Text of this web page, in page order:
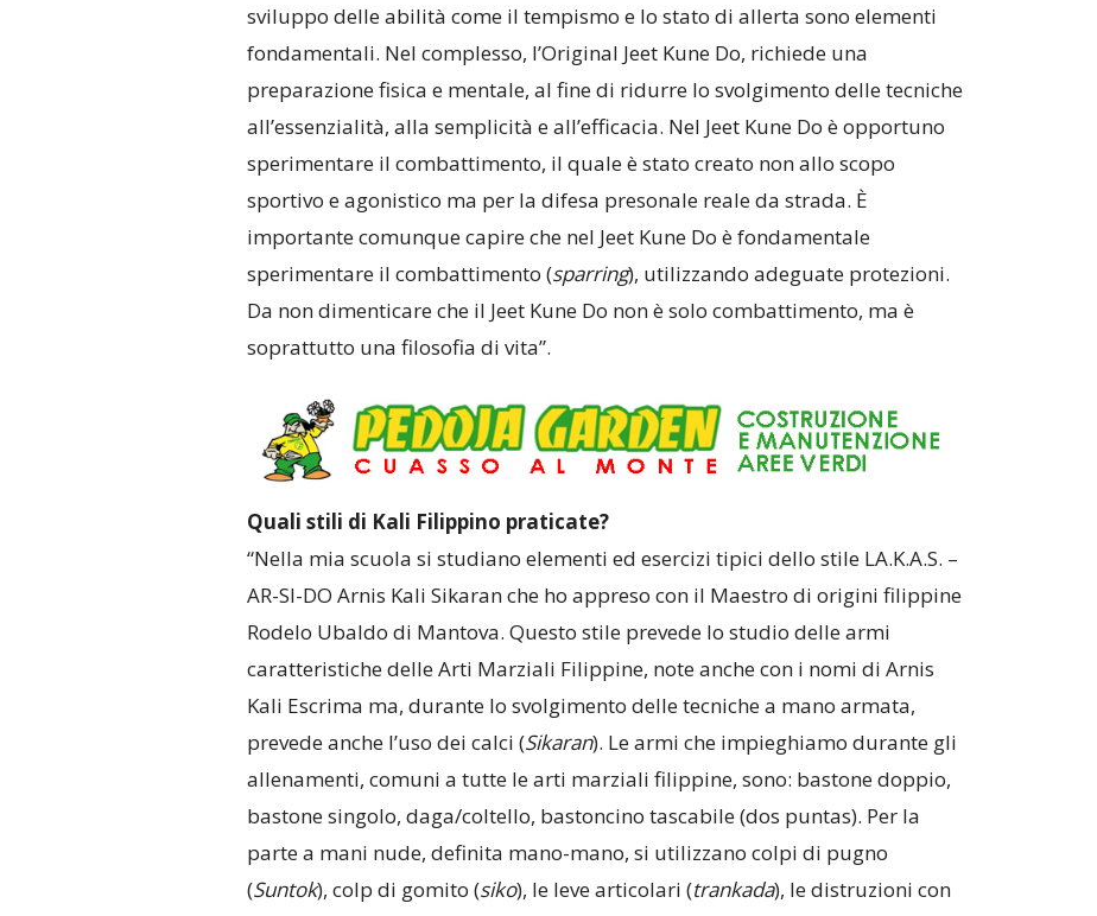
sviluppo delle abilità come il tempismo e lo stato di allerta sono elementi
fondamentali. Nel complesso, l’Original Jeet Kune Do, richiede una
preparazione fisica e mentale, al fine di ridurre lo svolgimento delle tecniche
all’essenzialità, alla semplicità e all’efficacia. Nel Jeet Kune Do è opportuno
sperimentare il combattimento, il quale è stato creato non allo scopo
sportivo e agonistico ma per la difesa presonale reale da strada. È
importante comunque capire che nel Jeet Kune Do è fondamentale
sperimentare il combattimento (sparring), utilizzando adeguate protezioni.
Da non dimenticare che il Jeet Kune Do non è solo combattimento, ma è
soprattutto una filosofia di vita”.
Quali stili di Kali Filippino praticate?
“Nella mia scuola si studiano elementi ed esercizi tipici dello stile LA.K.A.S. –
AR-SI-DO Arnis Kali Sikaran che ho appreso con il Maestro di origini filippine
Rodelo Ubaldo di Mantova. Questo stile prevede lo studio delle armi
caratteristiche delle Arti Marziali Filippine, note anche con i nomi di Arnis
Kali Escrima ma, durante lo svolgimento delle tecniche a mano armata,
prevede anche l’uso dei calci (Sikaran). Le armi che impieghiamo durante gli
allenamenti, comuni a tutte le arti marziali filippine, sono: bastone doppio,
bastone singolo, daga/coltello, bastoncino tascabile (dos puntas). Per la
parte a mani nude, definita mano-mano, si utilizzano colpi di pugno
(Suntok), colp di gomito (siko), le leve articolari (trankada), le distruzioni con